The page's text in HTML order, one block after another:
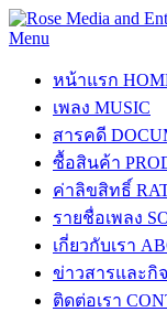
Menu
หน้าแรก
เพลง MUSIC
สารคดี
ซื้อสินค้า
ค่าลิขสิทธิ์
รายชื่อเพลง
เกี่ยวกับเรา
ข่าวสารและกิ
ติดต่อเรา